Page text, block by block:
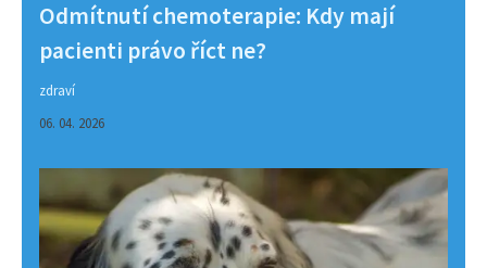
Odmítnutí chemoterapie: Kdy mají
pacienti právo říct ne?
zdraví
06. 04. 2026